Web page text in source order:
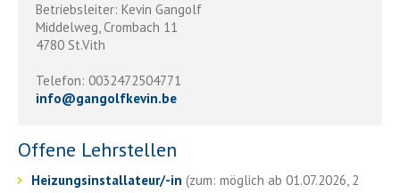
Betriebsleiter: Kevin Gangolf
Middelweg, Crombach 11
4780 St.Vith
Telefon: 0032472504771
info@gangolfkevin.be
Offene Lehrstellen
Heizungsinstallateur/-in (zum: möglich ab 01.07.2026, 2